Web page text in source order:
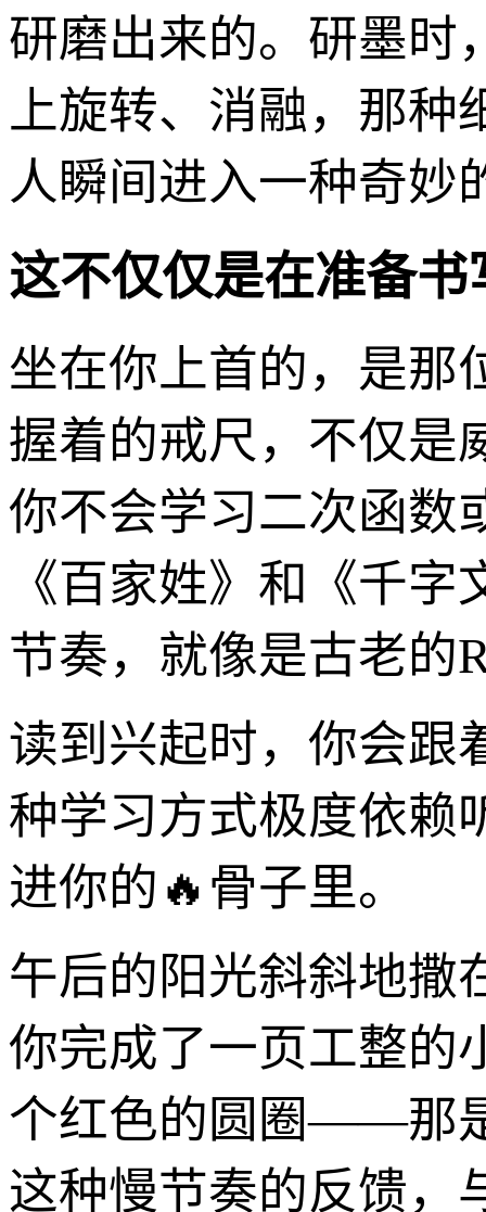
研磨出来的。研墨时
上旋转、消融，那种
人瞬间进入一种奇妙
这不仅仅是在准备
坐在你上首的，是那
握着的戒尺，不仅是
你不会学习二次函数
《百家姓》和《千
节奏，就像是古老的
读到兴起时，你会跟
种学习方式极度依赖
进你的🔥骨子里。
午后的阳光斜斜地撒
你完成了一页工整的
个红色的圆圈——那
这种慢节奏的反馈，